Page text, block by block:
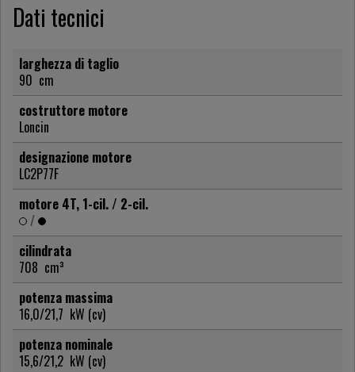
Dati tecnici
larghezza di taglio
90 cm
costruttore motore
Loncin
designazione motore
LC2P77F
motore 4T, 1-cil. / 2-cil.
/
cilindrata
708 cm³
potenza massima
16,0/21,7 kW (cv)
potenza nominale
15,6/21,2 kW (cv)